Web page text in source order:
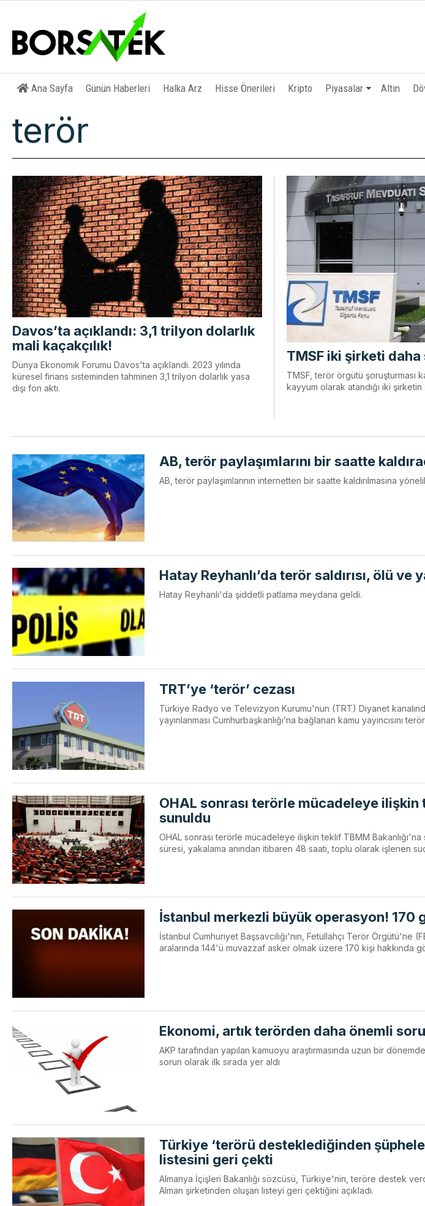
Ana Sayfa Günün Haberleri Halka Arz Hisse Önerileri Kripto Piyasalar Altın
terör
Davos’ta açıklandı: 3,1 trilyon dolarlık
mali kaçakçılık!
Dünya Ekonomik Forumu Davos'ta açıklandı. 2023 yılında
küresel finans sisteminden tahminen 3,1 trilyon dolarlık yasa
dışı fon aktı.
TMSF iki şirketi daha
TMSF, terör örgütü şoruşturması
kayyum olarak atandığı iki şirketin
AB, terör paylaşımlarını bir saatte
AB, terör paylaşımlarının internetten bir saatte kaldırılmasına
Hatay Reyhanlı’da terör saldırısı, ölü ve
Hatay Reyhanlı'da şiddetli patlama meydana geldi.
TRT’ye ‘terör’ cezası
Türkiye Radyo ve Televizyon Kurumu'nun (TRT) Diyanet
yayınlanması Cumhurbaşkanlığı’na bağlanan kamu yayıncısını
OHAL sonrası terörle mücadeleye ilişkin
sunuldu
OHAL sonrası terörle mücadeleye ilişkin teklif TBMM
süresi, yakalama anından itibaren 48 saati, toplu olarak işlenen
İstanbul merkezli büyük operasyon! 170
İstanbul Cumhuriyet Başsavcılığı'nın, Fetullahçı Terör Örgütü'ne
aralarında 144'ü muvazzaf asker olmak üzere 170 kişi hakkında
Ekonomi, artık terörden daha önemli
AKP tarafından yapılan kamuoyu araştırmasında uzun bir
sorun olarak ilk sırada yer aldı
Türkiye ‘terörü desteklediğinden
listesini geri çekti
Almanya İçişleri Bakanlığı sözcüsü, Türkiye'nin, teröre destek
Alman şirketinden oluşan listeyi geri çektiğini açıkladı.